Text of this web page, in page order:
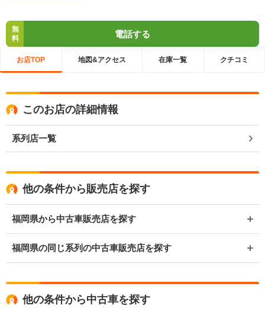
無
料
電話する
お店TOP 地図&アクセス 在庫一覧 クチコミ
このお店の詳細情報
系列店一覧
他の条件から販売店を探す
福岡県から中古車販売店を探す
福岡県の同じ系列の中古車販売店を探す
他の条件から中古車を探す